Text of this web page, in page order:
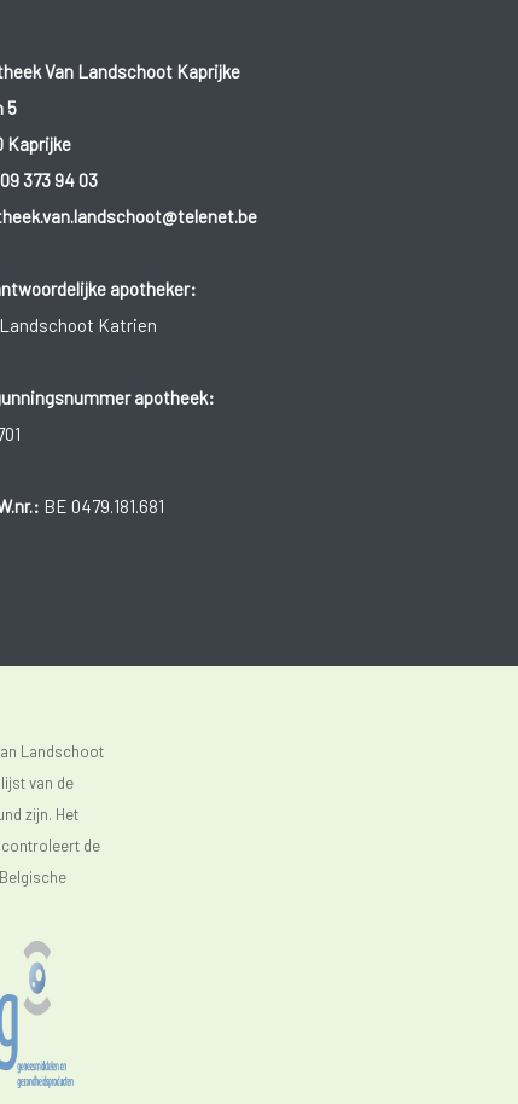
Van Landschoot Kaprijke
5
Kaprijke
09 373 94 03
apotheker:
Katrien
apotheek:
BE 0479.181.681
Landschoot
lijst van de
zijn. Het
controleert de